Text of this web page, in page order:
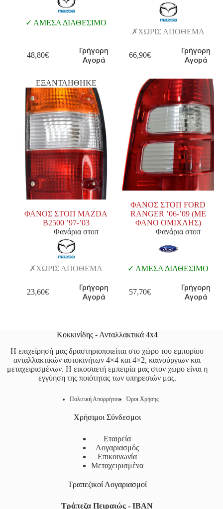
ΑΜΕΣΑ ΔΙΑΘΕΣΙΜΟ
48,80€
Γρήγορη
Αγορά
ΧΩΡΙΣ ΑΠΟΘΕΜΑ
66,90€
Γρήγορη
Αγορά
ΕΞΑΝΤΛΗΘΗΚΕ
ΦΑΝΟΣ ΣΤΟΠ MAZDA
B2500 ’97-’03
Φανάρια στοπ
ΧΩΡΙΣ ΑΠΟΘΕΜΑ
23,60€
Γρήγορη
Αγορά
ΦΑΝΟΣ ΣΤΟΠ FORD
RANGER ’06-’09 (ΜΕ
ΦΑΝΟ ΟΜΙΧΛΗΣ)
Φανάρια στοπ
ΑΜΕΣΑ ΔΙΑΘΕΣΙΜΟ
57,70€
Γρήγορη
Αγορά
Κοκκινίδης - Ανταλλακτικά 4x4
Η επιχείρησή μας δραστηριοποιείται στο χώρο του εμπορίου
ανταλλακτικών αυτοκινήτων 4×4 και 4×2, καινούργιων και
μεταχειρισμένων. Η εικοσαετή εμπειρία μας στον χώρο είναι η
εγγύηση της ποιότητας των υπηρεσιών μας.
Πολιτική Απορρήτου Όροι Χρήσης
Χρήσιμοι Σύνδεσμοι
Εταιρεία
Λογαριασμός
Επικοινωνία
Μεταχειρισμένα
Τραπεζικοί Λογαριασμοί
Τράπεζα Πειραιώς - IBAN